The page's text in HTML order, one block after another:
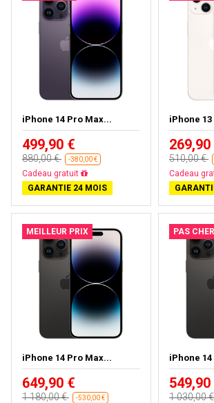
iPhone 14 Pro Max...
499,90 €
880,00 € -380,00 €
Livraison gratuite
GARANTIE 24 MOIS
iPhone 13
269,90
510,00 €
Livraison
MEILLEUR PRIX
iPhone 14 Pro Max...
649,90 €
1 180,00 € -530,00 €
PAS CHER
iPhone
549,90
1 030,00